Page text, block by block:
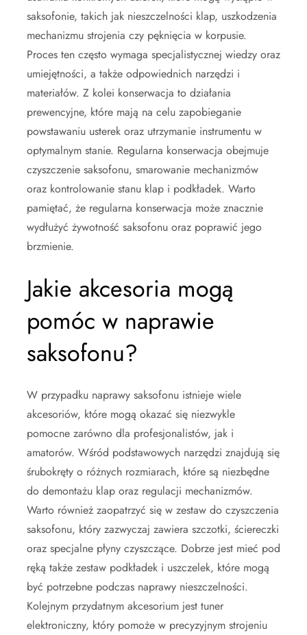
saksofonie, takich jak nieszczelności klap, uszkodzenia
mechanizmu strojenia czy pęknięcia w korpusie.
Proces ten często wymaga specjalistycznej wiedzy oraz
umiejętności, a także odpowiednich narzędzi i
materiałów. Z kolei konserwacja to działania
prewencyjne, które mają na celu zapobieganie
powstawaniu usterek oraz utrzymanie instrumentu w
optymalnym stanie. Regularna konserwacja obejmuje
czyszczenie saksofonu, smarowanie mechanizmów
oraz kontrolowanie stanu klap i podkładek. Warto
pamiętać, że regularna konserwacja może znacznie
wydłużyć żywotność saksofonu oraz poprawić jego
brzmienie.
Jakie akcesoria mogą
pomóc w naprawie
saksofonu?
W przypadku naprawy saksofonu istnieje wiele
akcesoriów, które mogą okazać się niezwykle
pomocne zarówno dla profesjonalistów, jak i
amatorów. Wśród podstawowych narzędzi znajdują się
śrubokręty o różnych rozmiarach, które są niezbędne
do demontażu klap oraz regulacji mechanizmów.
Warto również zaopatrzyć się w zestaw do czyszczenia
saksofonu, który zazwyczaj zawiera szczotki, ściereczki
oraz specjalne płyny czyszczące. Dobrze jest mieć pod
ręką także zestaw podkładek i uszczelek, które mogą
być potrzebne podczas naprawy nieszczelności.
Kolejnym przydatnym akcesorium jest tuner
elektroniczny, który pomoże w precyzyjnym strojeniu